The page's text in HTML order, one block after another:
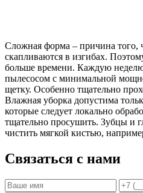
Сложная форма – причина того,
скапливаются в изгибах.
больше времени. Каждую
пылесосом с минимальной
щетку. Особенно тщательно
Влажная уборка допустима
которые следует локально
тщательно просушить. Зубцы и
чистить мягкой кистью,
Связаться с нами